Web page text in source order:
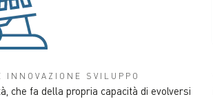
INNOVAZIONE SVILUPPO
che fa della propria capacità di evolversi